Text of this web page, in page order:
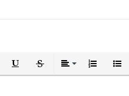
UnderlineStrikethrough
AlignOrdered